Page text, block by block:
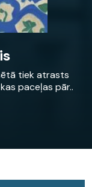
tiek atrasts
paceļas pār..